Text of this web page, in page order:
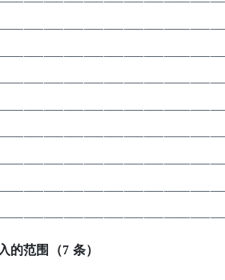
的范围（7 条）